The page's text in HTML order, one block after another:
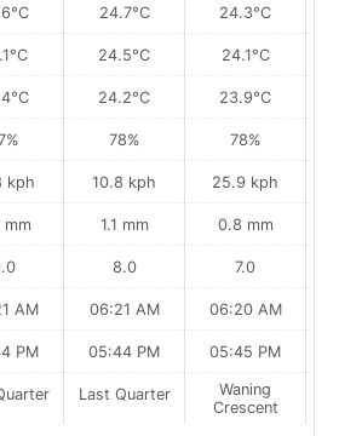
kph
mm
AM
PM
24.7°C
24.5°C
24.2°C
78%
10.8 kph
1.1 mm
8.0
06:21 AM
05:44 PM
Last Quarter
24.3°C
24.1°C
23.9°C
78%
25.9 kph
0.8 mm
7.0
06:20 AM
05:45 PM
Waning
Crescent